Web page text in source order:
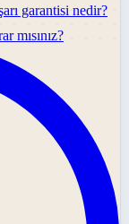
garantisi nedir?
mısınız?